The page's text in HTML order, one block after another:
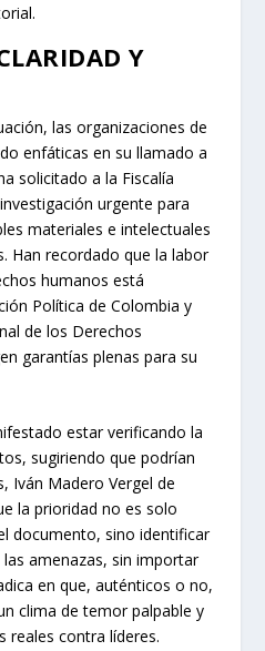
Y
las organizaciones de
enfáticas en su llamado a
solicitado a la Fiscalía
urgente para
materiales e intelectuales
Han recordado que la labor
humanos está
Política de Colombia y
de los Derechos
garantías plenas para su
estar verificando la
sugiriendo que podrían
Iván Madero Vergel de
la prioridad no es solo
documento, sino identificar
amenazas, sin importar
en que, auténticos o no,
clima de temor palpable y
reales contra líderes.